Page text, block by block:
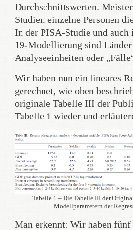
Durchschnittswerten.
Studien einzelne Personen
In der PISA-Studie und auch
19-Modellierung sind
Analyseeinheiten oder
Wir haben nun ein lineares
gerechnet, wie oben
originale Tabelle III der
Tabelle 1 wieder und
Tabelle 1 – Die Tabelle III der
Modellparametern der
Man erkennt: Wir haben